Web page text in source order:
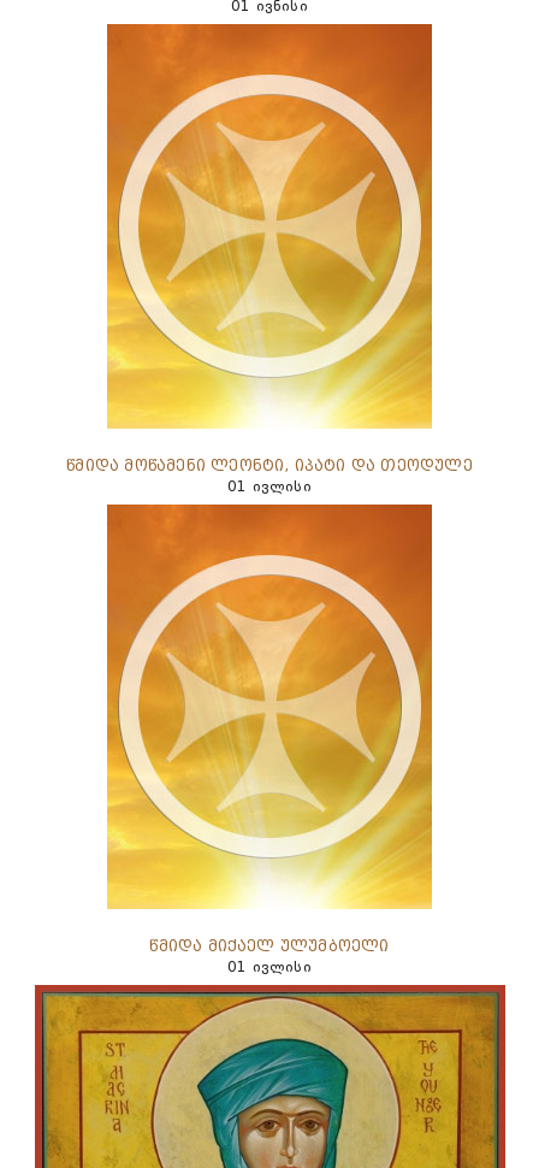
01 ივნისი
წმიდა მოწამენი ლეონტი, იპატი და თეოდულე
01 ივლისი
წმიდა მიქაელ ულუმბოელი
01 ივლისი